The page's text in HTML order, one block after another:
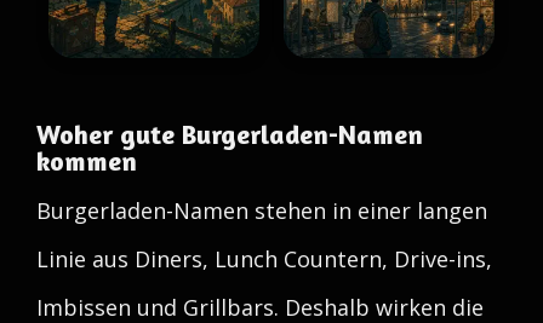
Woher gute Burgerladen-Namen
kommen
Burgerladen-Namen stehen in einer langen
Linie aus Diners, Lunch Countern, Drive-ins,
Imbissen und Grillbars. Deshalb wirken die